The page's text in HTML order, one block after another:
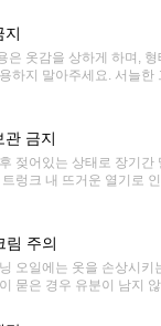
지
은 옷감을 상하게 하며,
하지 말아주세요. 서늘한
관 금지
젖어있는 상태로 장기간
렁크 내 뜨거운 열기로
림 주의
오일에는 옷을 손상시키
묻은 경우 유분이 남지